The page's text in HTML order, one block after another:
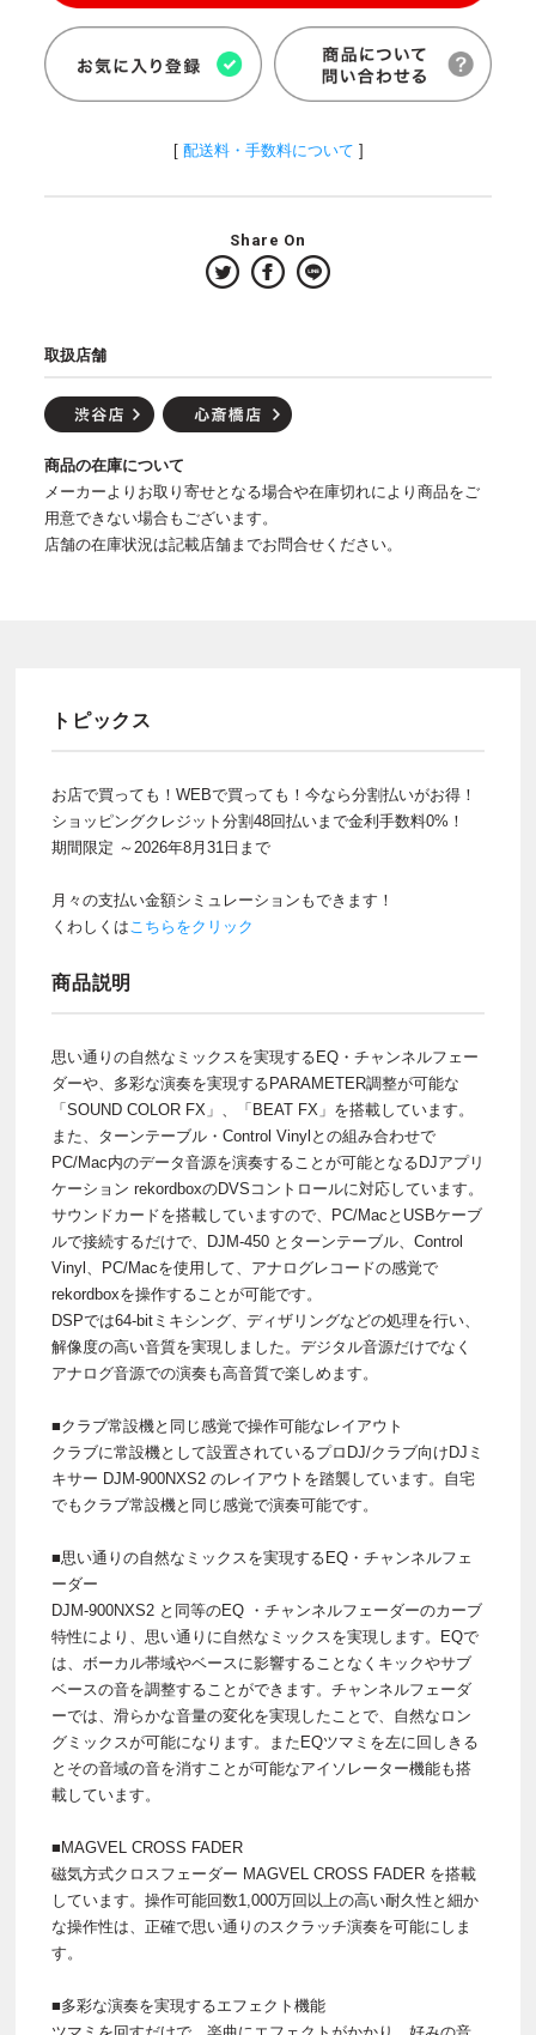
[ 配送料・手数料について ]
Share On
取扱店舗
商品の在庫について
メーカーよりお取り寄せとなる場合や在庫切れにより商品をご
用意できない場合もございます。
店舗の在庫状況は記載店舗までお問合せください。
トピックス
お店で買っても！WEBで買っても！今なら分割払いがお得！
ショッピングクレジット分割48回払いまで金利手数料0%！
期間限定 ～2026年8月31日まで
月々の支払い金額シミュレーションもできます！
くわしくはこちらをクリック
商品説明
思い通りの自然なミックスを実現するEQ・チャンネルフェー
ダーや、多彩な演奏を実現するPARAMETER調整が可能な
「SOUND COLOR FX」、「BEAT FX」を搭載しています。
また、ターンテーブル・Control Vinylとの組み合わせで
PC/Mac内のデータ音源を演奏することが可能となるDJアプリ
ケーション rekordboxのDVSコントロールに対応しています。
サウンドカードを搭載していますので、PC/MacとUSBケーブ
ルで接続するだけで、DJM-450 とターンテーブル、Control
Vinyl、PC/Macを使用して、アナログレコードの感覚で
rekordboxを操作することが可能です。
DSPでは64-bitミキシング、ディザリングなどの処理を行い、
解像度の高い音質を実現しました。デジタル音源だけでなく
アナログ音源での演奏も高音質で楽しめます。
■クラブ常設機と同じ感覚で操作可能なレイアウト
クラブに常設機として設置されているプロDJ/クラブ向けDJミ
キサー DJM-900NXS2 のレイアウトを踏襲しています。自宅
でもクラブ常設機と同じ感覚で演奏可能です。
■思い通りの自然なミックスを実現するEQ・チャンネルフェ
ーダー
DJM-900NXS2 と同等のEQ ・チャンネルフェーダーのカーブ
特性により、思い通りに自然なミックスを実現します。EQで
は、ボーカル帯域やベースに影響することなくキックやサブ
ベースの音を調整することができます。チャンネルフェーダ
ーでは、滑らかな音量の変化を実現したことで、自然なロン
グミックスが可能になります。またEQツマミを左に回しきる
とその音域の音を消すことが可能なアイソレーター機能も搭
載しています。
■MAGVEL CROSS FADER
磁気方式クロスフェーダー MAGVEL CROSS FADER を搭載
しています。操作可能回数1,000万回以上の高い耐久性と細か
な操作性は、正確で思い通りのスクラッチ演奏を可能にしま
す。
■多彩な演奏を実現するエフェクト機能